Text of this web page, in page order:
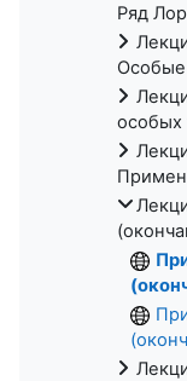
Ряд
Особые
особых